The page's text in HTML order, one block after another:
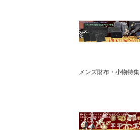
メンズ財布・小物特集